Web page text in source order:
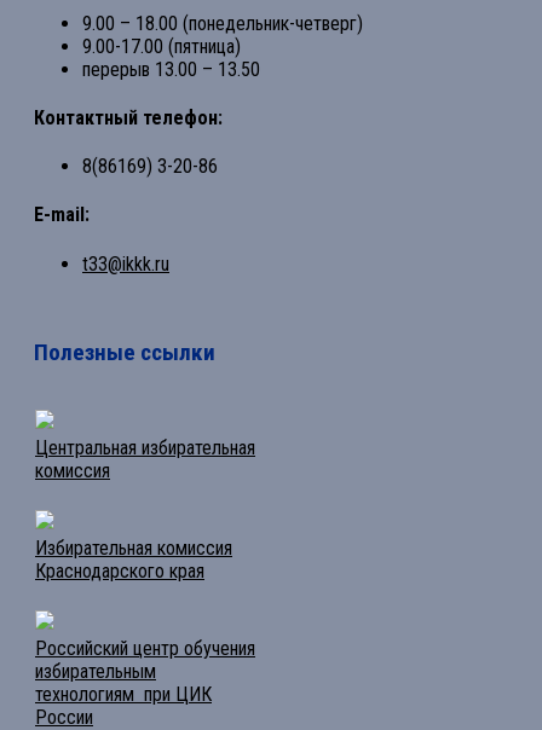
9.00 – 18.00 (понедельник-четверг)
9.00-17.00 (пятница)
перерыв 13.00 – 13.50
Контактный телефон:
8(86169) 3-20-86
E-mail:
t33@ikkk.ru
Полезные ссылки
Центральная избирательная
комиссия
Избирательная комиссия
Краснодарского края
Российский центр обучения
избирательным
технологиям при ЦИК
России